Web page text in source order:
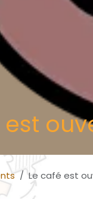
est
Le café est